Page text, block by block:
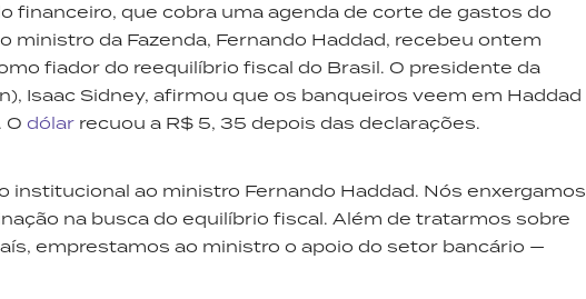
financeiro, que cobra uma agenda de corte de gastos do
ministro da Fazenda, Fernando Haddad, recebeu ontem
fiador do reequilíbrio fiscal do Brasil. O presidente da
Isaac Sidney, afirmou que os banqueiros veem em Haddad
O dólar recuou a R$ 5, 35 depois das declarações.
ao ministro Fernando Haddad. Nós enxergamos
na busca do equilíbrio fiscal. Além de tratarmos sobre
emprestamos ao ministro o apoio do setor bancário —